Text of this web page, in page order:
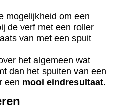
mogelijkheid om een
de verf met een roller
van met een spuit
het algemeen wat
dan het spuiten van een
een mooi eindresultaat.